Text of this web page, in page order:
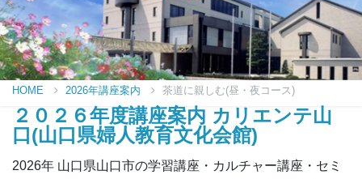
HOME 2026年講座案内 茶道に親しむ(昼・夜コース)
２０２６年度講座案内 カリエンテ山
口(山口県婦人教育文化会館)
2026年 山口県山口市の学習講座・カルチャー講座・セミ